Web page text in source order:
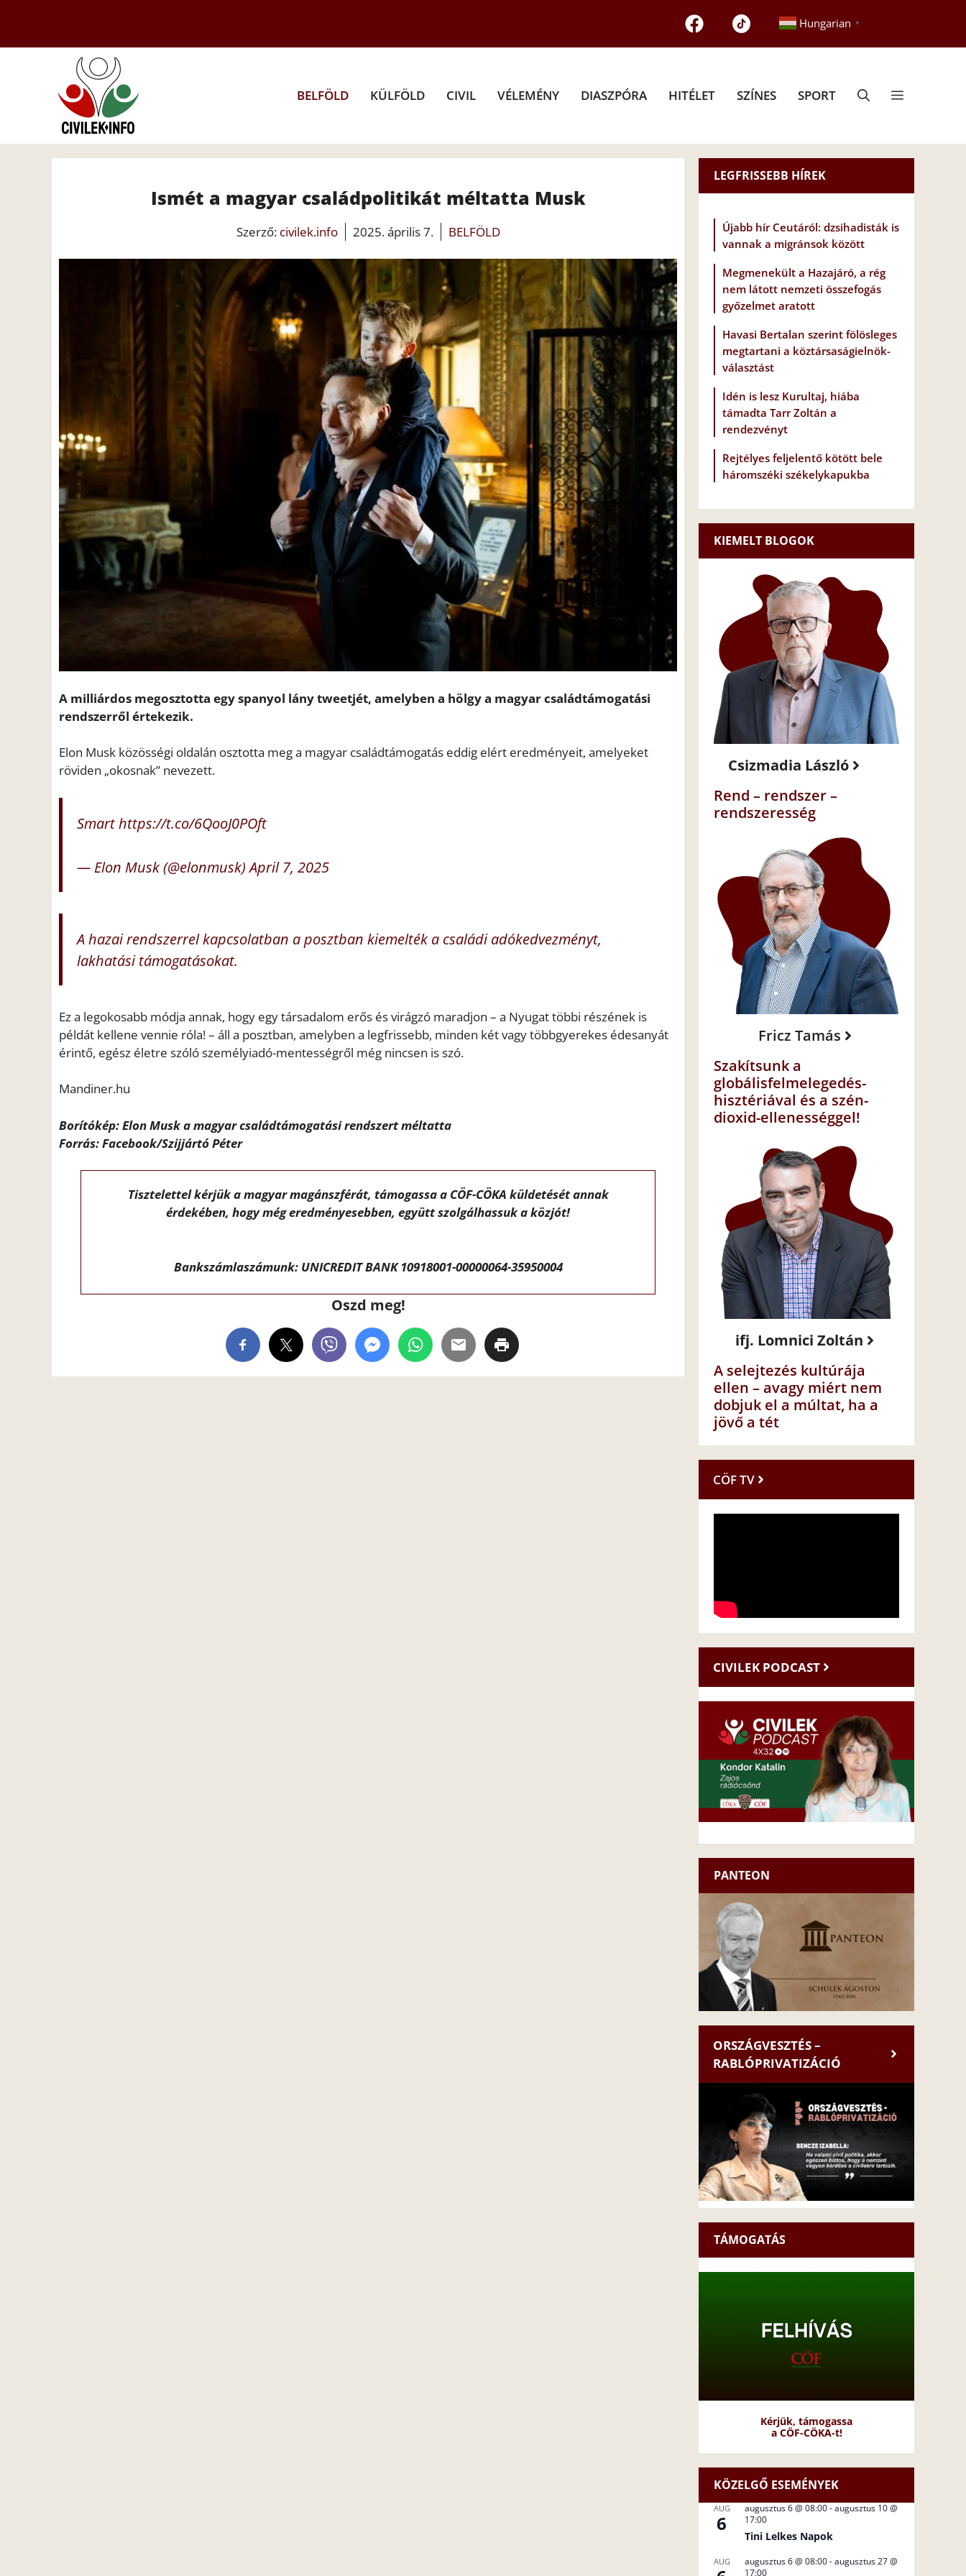
tartalomba
Hungarian ▼
BELFÖLD KÜLFÖLD CIVIL VÉLEMÉNY DIASZPÓRA HITÉLET SZÍNES SPORT
Ismét a magyar családpolitikát méltatta Musk
Szerző: civilek.info 2025. április 7. BELFÖLD
A milliárdos megosztotta egy spanyol lány tweetjét, amelyben a hölgy a magyar családtámogatási
rendszerről értekezik.
Elon Musk közösségi oldalán osztotta meg a magyar családtámogatás eddig elért eredményeit, amelyeket
röviden „okosnak” nevezett.
Smarthttps://t.co/6QooJ0POft
— Elon Musk (@elonmusk)April 7, 2025
A hazai rendszerrel kapcsolatban a posztban kiemelték a családi adókedvezményt,
lakhatási támogatásokat.
Ez a legokosabb módja annak, hogy egy társadalom erős és virágzó maradjon – a Nyugat többi részének is
példát kellene vennie róla! – áll a posztban, amelyben a legfrissebb, minden két vagy többgyerekes édesanyát
érintő, egész életre szóló személyiadó-mentességről még nincsen is szó.
Mandiner.hu
Borítókép: Elon Musk a magyar családtámogatási rendszert méltatta
Forrás: Facebook/Szijjártó Péter
Tisztelettel kérjük a magyar magánszférát, támogassa a CÖF-CÖKA küldetését annak
érdekében, hogy még eredményesebben, együtt szolgálhassuk a közjót!
Bankszámlaszámunk: UNICREDIT BANK 10918001-00000064-35950004
Oszd meg!
LEGFRISSEBB HÍREK
Újabb hír Ceutáról: dzsihadisták is
vannak a migránsok között
Megmenekült a Hazajáró, a rég
nem látott nemzeti összefogás
győzelmet aratott
Havasi Bertalan szerint fölösleges
megtartani a köztársaságielnök-
választást
Idén is lesz Kurultaj, hiába
támadta Tarr Zoltán a
rendezvényt
Rejtélyes feljelentő kötött bele
háromszéki székelykapukba
KIEMELT BLOGOK
Csizmadia László
Rend – rendszer –
rendszeresség
Fricz Tamás
Szakítsunk a
globálisfelmelegedés-
hisztériával és a szén-
dioxid-ellenességgel!
ifj. Lomnici Zoltán
A selejtezés kultúrája
ellen – avagy miért nem
dobjuk el a múltat, ha a
jövő a tét
CÖF TV
CIVILEK PODCAST
PANTEON
ORSZÁGVESZTÉS –
RABLÓPRIVATIZÁCIÓ
TÁMOGATÁS
Kérjük, támogassa
a CÖF-CÖKA-t!
KÖZELGŐ ESEMÉNYEK
AUG
6
augusztus 6 @ 08:00-augusztus 10 @
17:00
Tini Lelkes Napok
AUG augusztus 6 @ 08:00-augusztus 27 @
17:00